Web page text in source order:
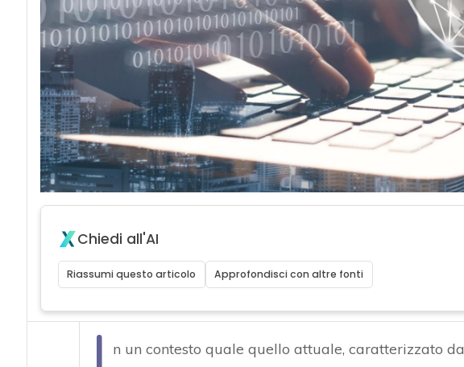
Chiedi all'AI
Riassumi questo articolo Approfondisci con altre fonti
n un contesto quale quello attuale, caratterizzato